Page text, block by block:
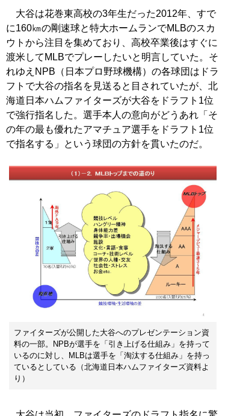
大谷は花巻東高校の3年生だった2012年、すで
に160㎞の剛速球と特大ホームランでMLBのスカ
ウトから注目を集めており、高校卒業後はすぐに
渡米してMLBでプレーしたいと明言していた。そ
れゆえNPB（日本プロ野球機構）の各球団はドラ
フトで大谷の指名を見送ると目されていたが、北
海道日本ハムファイターズが大谷をドラフト1位
で強行指名した。選手本人の意向がどうあれ「そ
の年の最も優れたアマチュア選手をドラフト1位
で指名する」という球団の方針を貫いたのだ。
ファイターズが公開した大谷へのプレゼンテーション資
料の一部。NPBが選手を「引き上げる仕組み」を持って
いるのに対し、MLBは選手を「淘汰する仕組み」を持っ
ているとしている（北海道日本ハムファイターズ資料よ
り）